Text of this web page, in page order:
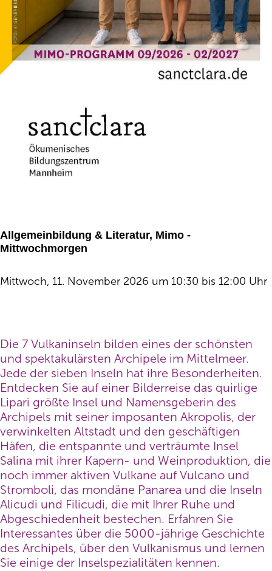
Allgemeinbildung & Literatur, Mimo -
Mittwochmorgen
Mittwoch, 11. November 2026 um 10:30 bis 12:00 Uhr
Die 7 Vulkaninseln bilden eines der schönsten
und spektakulärsten Archipele im Mittelmeer.
Jede der sieben Inseln hat ihre Besonderheiten.
Entdecken Sie auf einer Bilderreise das quirlige
Lipari größte Insel und Namensgeberin des
Archipels mit seiner imposanten Akropolis, der
verwinkelten Altstadt und den geschäftigen
Häfen, die entspannte und verträumte Insel
Salina mit ihrer Kapern- und Weinproduktion, die
noch immer aktiven Vulkane auf Vulcano und
Stromboli, das mondäne Panarea und die Inseln
Alicudi und Filicudi, die mit Ihrer Ruhe und
Abgeschiedenheit bestechen. Erfahren Sie
Interessantes über die 5000-jährige Geschichte
des Archipels, über den Vulkanismus und lernen
Sie einige der Inselspezialitäten kennen.